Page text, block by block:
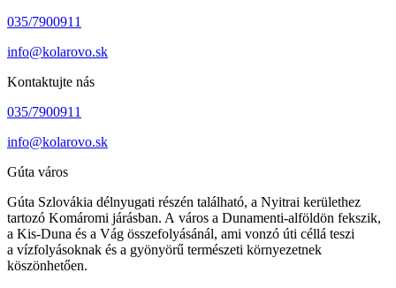
035/7900911
info@kolarovo.sk
Kontaktujte nás
035/7900911
info@kolarovo.sk
Gúta város
Gúta Szlovákia délnyugati részén található, a Nyitrai kerülethez
tartozó Komáromi járásban. A város a Dunamenti-alföldön fekszik,
a Kis-Duna és a Vág összefolyásánál, ami vonzó úti céllá teszi
a vízfolyásoknak és a gyönyörű természeti környezetnek
köszönhetően.